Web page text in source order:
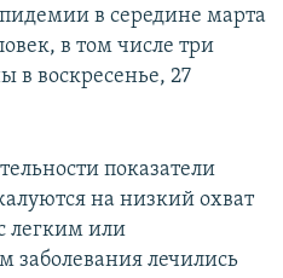
в середине марта
в том числе три
в воскресенье, 27
показатели
на низкий охват
легким или
заболевания лечились